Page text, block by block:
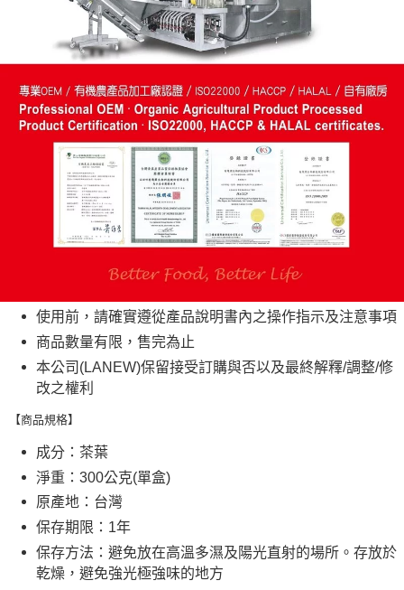
使用前，請確實遵從產品說明書內之操作指示及注意事項
商品數量有限，售完為止
本公司(LANEW)保留接受訂購與否以及最終解釋/調整/修
改之權利
【商品規格】
成分：茶葉
淨重：300公克(單盒)
原產地：台灣
保存期限：1年
保存方法：避免放在高溫多濕及陽光直射的場所。存放於
乾燥，避免強光極強味的地方